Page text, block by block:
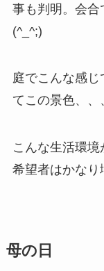
事も判明。会合
(^_^;)
庭でこんな感じ
てこの景色、、
こんな生活環
希望者はかなり
母の日